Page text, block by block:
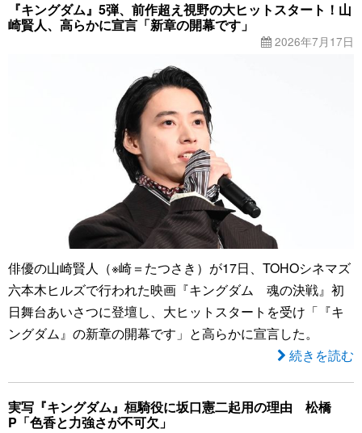
『キングダム』5弾、前作超え視野の大ヒットスタート！山
崎賢人、高らかに宣言「新章の開幕です」
2026年7月17日
俳優の山崎賢人（※崎＝たつさき）が17日、TOHOシネマズ
六本木ヒルズで行われた映画『キングダム 魂の決戦』初
日舞台あいさつに登壇し、大ヒットスタートを受け「『キ
ングダム』の新章の開幕です」と高らかに宣言した。
続きを読む
実写『キングダム』桓騎役に坂口憲二起用の理由 松橋
P「色香と力強さが不可欠」